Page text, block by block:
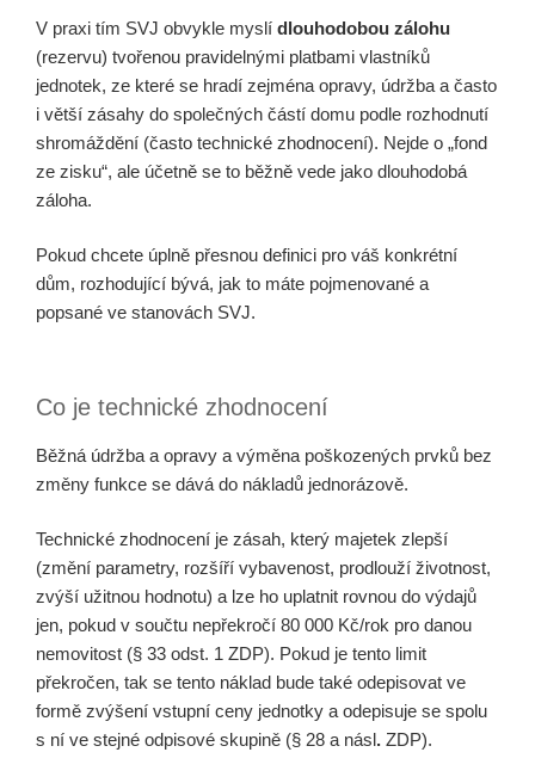
V praxi tím SVJ obvykle myslí dlouhodobou zálohu
(rezervu) tvořenou pravidelnými platbami vlastníků
jednotek, ze které se hradí zejména opravy, údržba a často
i větší zásahy do společných částí domu podle rozhodnutí
shromáždění (často technické zhodnocení). Nejde o „fond
ze zisku“, ale účetně se to běžně vede jako dlouhodobá
záloha.
Pokud chcete úplně přesnou definici pro váš konkrétní
dům, rozhodující bývá, jak to máte pojmenované a
popsané ve stanovách SVJ.
Co je technické zhodnocení
Běžná údržba a opravy a výměna poškozených prvků bez
změny funkce se dává do nákladů jednorázově.
Technické zhodnocení je zásah, který majetek zlepší
(změní parametry, rozšíří vybavenost, prodlouží životnost,
zvýší užitnou hodnotu) a lze ho uplatnit rovnou do výdajů
jen, pokud v součtu nepřekročí 80 000 Kč/rok pro danou
nemovitost (§ 33 odst. 1 ZDP). Pokud je tento limit
překročen, tak se tento náklad bude také odepisovat ve
formě zvýšení vstupní ceny jednotky a odepisuje se spolu
s ní ve stejné odpisové skupině (§ 28 a násl. ZDP).